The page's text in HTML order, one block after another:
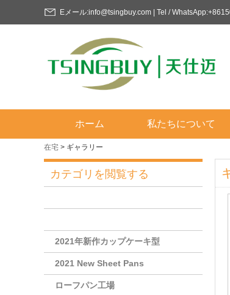
Eメール:info@tsingbuy.com | Tel /
ホーム 私たちについて
在宅 > ギャラリー
カテゴリを閲覧する
2021年新作カップケーキ型
2021 New Sheet Pans
ローフパン工場